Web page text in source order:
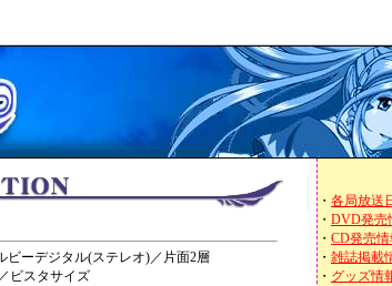
ビーデジタル(ステレオ)／片面2層
ビスタサイズ
・ 各局放送
・ DVD発売
・ CD発売情
・ 雑誌掲載
・ グッズ情